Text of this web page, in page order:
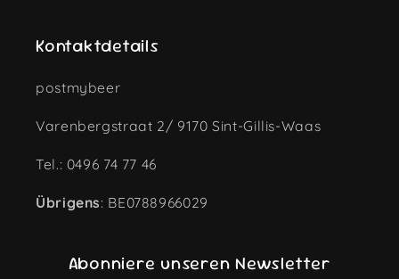
Kontaktdetails
postmybeer
Varenbergstraat 2/ 9170 Sint-Gillis-Waas
Tel.: 0496 74 77 46
Übrigens: BE0788966029
Abonniere unseren Newsletter